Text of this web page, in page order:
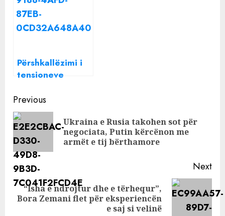
Përshkallëzimi i
tensioneve
NATO zhvendos
stafin nga Kievi
Continue
Reading
Previous
Ukraina e Rusia takohen sot për
negociata, Putin kërcënon me
armët e tij bërthamore
Next
Next
“Isha e ndrojtur dhe e tërhequr”,
Bora Zemani flet për eksperiencën
e saj si velinë